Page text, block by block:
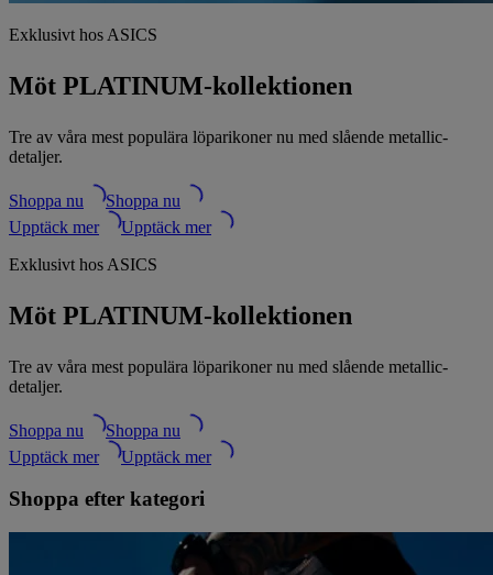
Exklusivt hos ASICS
Möt PLATINUM-kollektionen
Tre av våra mest populära löparikoner nu med slående metallic-
detaljer.
Shoppa nu
Shoppa nu
Upptäck mer
Upptäck mer
Exklusivt hos ASICS
Möt PLATINUM-kollektionen
Tre av våra mest populära löparikoner nu med slående metallic-
detaljer.
Shoppa nu
Shoppa nu
Upptäck mer
Upptäck mer
Shoppa efter kategori